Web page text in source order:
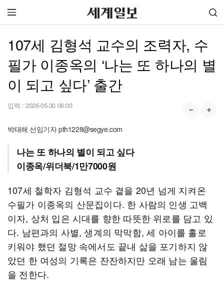
107세 김형석 교수의 조력자, 수
필가 이종옥의 ‘나는 또 하나의 별
이 되고 싶다’ 출간
입력 : 2026-05-30 06:00
박태해 선임기자 pth1228@segye.com
나는 또 하나의 별이 되고 싶다
이종옥/위더북/1만7000원
107세 철학자 김형석 교수 곁을 20년 넘게 지켜온
수필가 이종옥의 산문집이다. 한 사람의 인생 고백
이자, 상처 입은 시대를 향한 따뜻한 위로를 담고 있
다. 남편과의 사별, 생계의 막막함, 세 아이를 홀로
키워야 했던 절망 속에서도 끝내 삶을 포기하지 않
았던 한 여성의 기록은 잔잔하지만 오래 남는 울림
을 전한다.